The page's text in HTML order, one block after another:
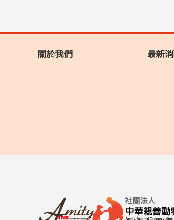
關於我們 最新